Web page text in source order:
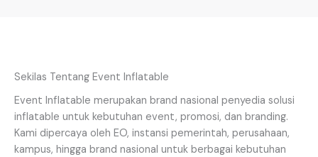
Sekilas Tentang Event Inflatable
Event Inflatable merupakan brand nasional penyedia solusi
inflatable untuk kebutuhan event, promosi, dan branding.
Kami dipercaya oleh EO, instansi pemerintah, perusahaan,
kampus, hingga brand nasional untuk berbagai kebutuhan